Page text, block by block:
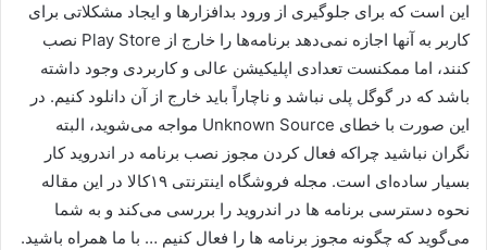
این است که برای جلوگیری از ورود بدافزارها و ایجاد مشکلاتی برای
کاربر به آنها اجازه نمی‌دهد برنامه‌ها را خارج از Play Store نصب
کنند، اما ممکنست تعدادی اپلیکیشن عالی و کاربردی وجود داشته
باشد که در گوگل پلی نباشد و ناچاراً باید خارج از آن دانلود کنیم. در
این صورت با خطای Unknown Source مواجه می‌شوید، البته
نگران نباشید چراکه فعال کردن مجوز نصب برنامه در اندروید کار
بسیار ساده‌ای است. مجله فروشگاه اینترنتی ۱۹کالا در این مقاله
نحوه دسترسی برنامه ها در اندروید را بررسی می‌کند و به شما
می‌گوید که چگونه مجوز برنامه ها را فعال کنیم … با ما همراه باشید.